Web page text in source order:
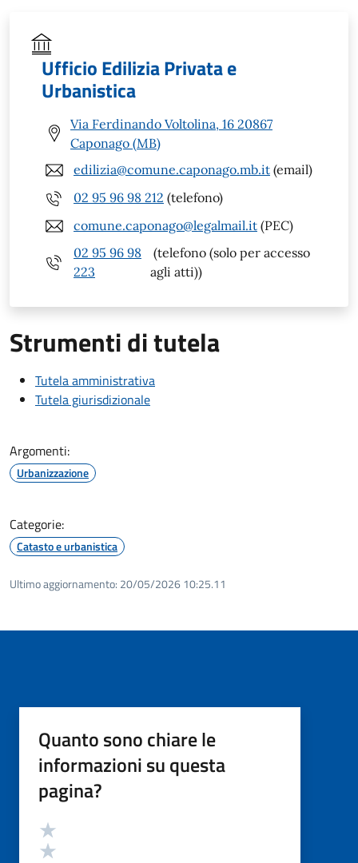
Ufficio Edilizia Privata e
Urbanistica
Via Ferdinando Voltolina, 16 20867
Caponago (MB)
edilizia@comune.caponago.mb.it (email)
02 95 96 98 212 (telefono)
comune.caponago@legalmail.it (PEC)
02 95 96 98
223
(telefono (solo per accesso
agli atti))
Strumenti di tutela
Tutela amministrativa
Tutela giurisdizionale
Argomenti:
Urbanizzazione
Categorie:
Catasto e urbanistica
Ultimo aggiornamento: 20/05/2026 10:25.11
Quanto sono chiare le
informazioni su questa
pagina?
Valutazione